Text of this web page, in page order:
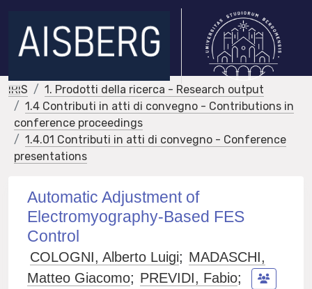
IRIS
1. Prodotti della ricerca - Research output
1.4 Contributi in atti di convegno - Contributions in
conference proceedings
1.4.01 Contributi in atti di convegno - Conference
presentations
Automatic Adjustment of
Electromyography-Based FES
Control
COLOGNI, Alberto Luigi; MADASCHI,
Matteo Giacomo; PREVIDI, Fabio;